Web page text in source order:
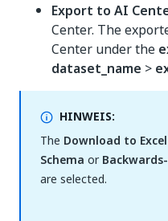
Export to AI
Center. The
Center under the
dataset_name >
HINWEIS:
The Download to Excel
Schema or
are selected.